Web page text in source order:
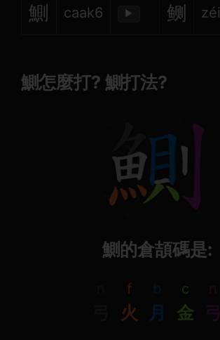
鰂 caak6 ▶ 鲗 zéi
鰂怎麼打? 鰂打法?
鰂的倉頡碼是:
f
火
b
月
c
金
n
弓